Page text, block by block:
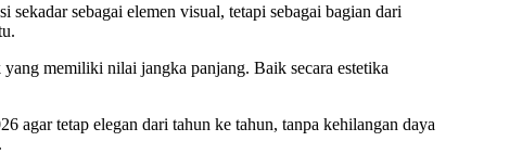
sebagai elemen visual, tetapi sebagai bagian dari
memiliki nilai jangka panjang. Baik secara estetika
agar tetap elegan dari tahun ke tahun, tanpa kehilangan daya